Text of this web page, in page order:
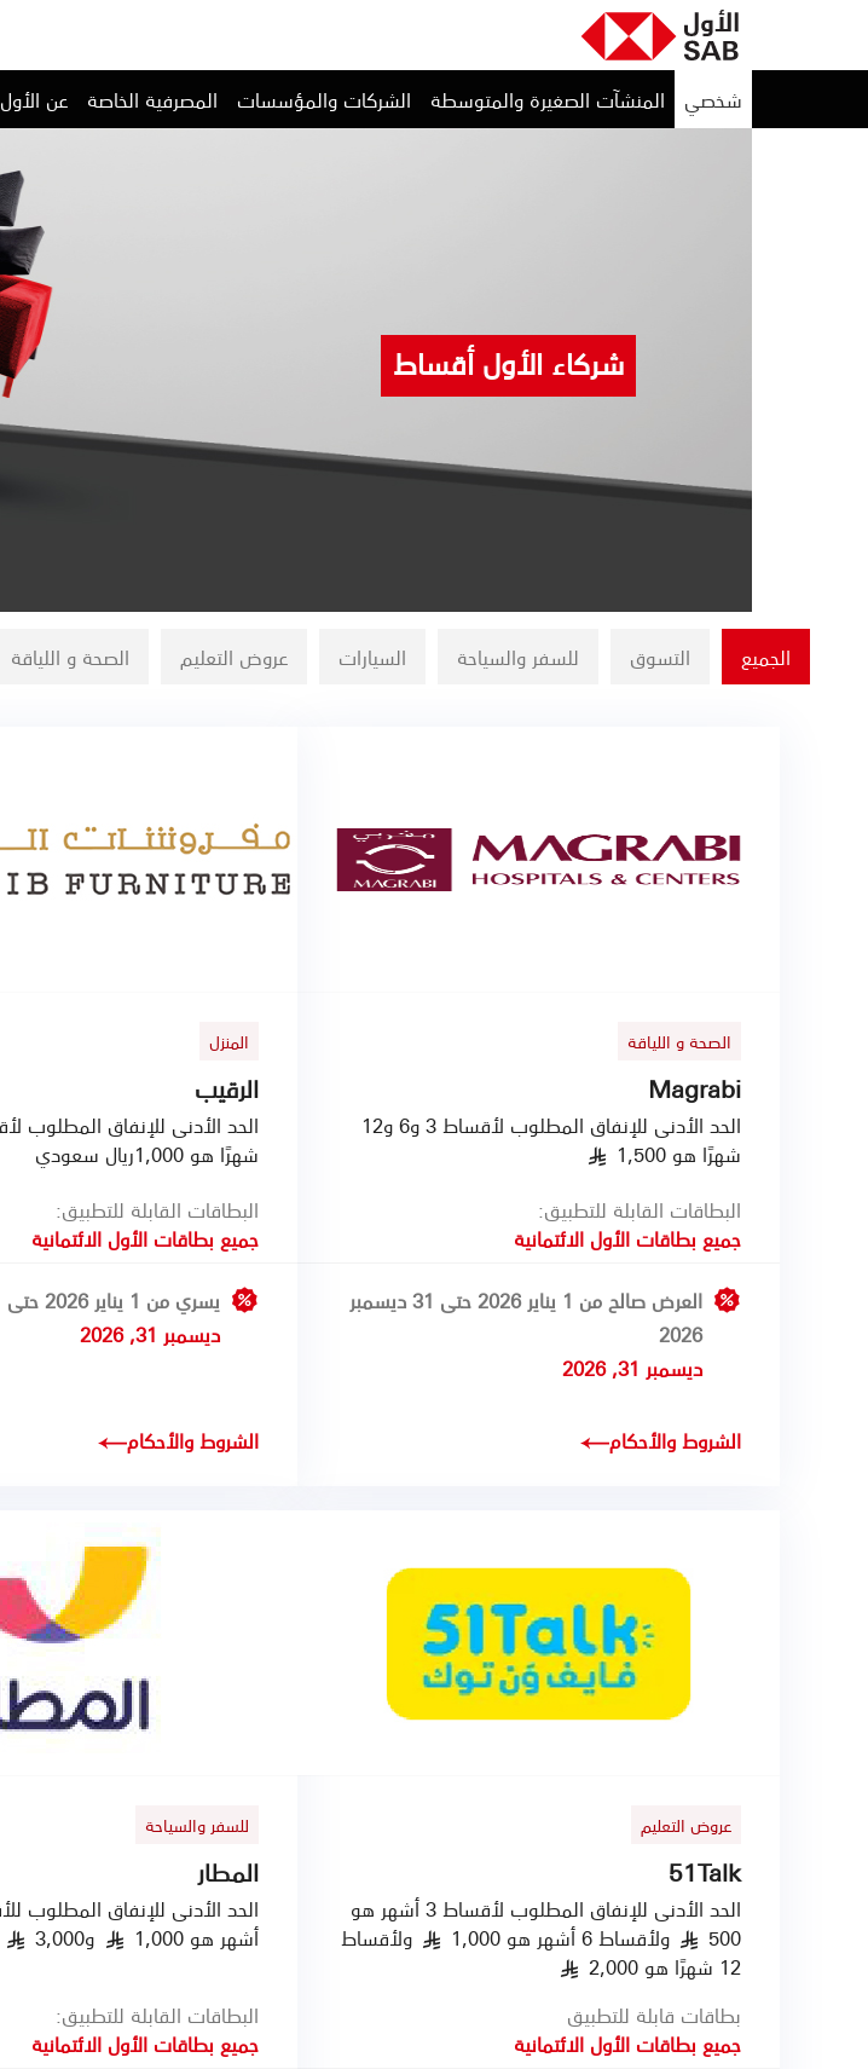
شخصي المنشآت الصغيرة والمتوسطة الشركات والمؤسسات المصرفية الخاصة عن الأول
شركاء الأول أقساط
الجميع التسوق للسفر والسياحة السيارات عروض التعليم الصحة و اللياقة
الصحة و اللياقة
Magrabi
الحد الأدنى للإنفاق المطلوب لأقساط 3 و6 و12
شهرًا هو 1,500
§
البطاقات القابلة للتطبيق:
جميع بطاقات الأول الائتمانية
العرض صالح من 1 يناير 2026 حتى 31 ديسمبر
2026
ديسمبر 31, 2026
الشروط والأحكام
المنزل
الرقيب
شهرًا هو 1,000ريال سعودي
البطاقات القابلة للتطبيق:
جميع بطاقات الأول الائتمانية
يسري من 1 يناير 2026 حتى 31 ديسمبر 2026
ديسمبر 31, 2026
الشروط والأحكام
عروض التعليم
51Talk
الحد الأدنى للإنفاق المطلوب لأقساط 3 أشهر هو
500
§ ولأقساط 6 أشهر هو 1,000 § ولأقساط
12 شهرًا هو 2,000
§
بطاقات قابلة للتطبيق
جميع بطاقات الأول الائتمانية
للسفر والسياحة
المطار
أشهر هو 1,000
§ و3,000 §
البطاقات القابلة للتطبيق:
جميع بطاقات الأول الائتمانية